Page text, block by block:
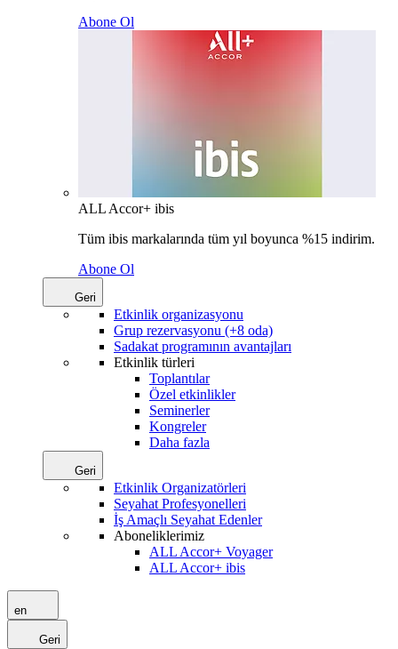
Abone Ol
ALL Accor+ ibis
Tüm ibis markalarında tüm yıl boyunca %15 indirim.
Abone Ol
Geri
Etkinlik organizasyonu
Grup rezervasyonu (+8 oda)
Sadakat programının avantajları
Etkinlik türleri
Toplantılar
Özel etkinlikler
Seminerler
Kongreler
Daha fazla
Geri
Etkinlik Organizatörleri
Seyahat Profesyonelleri
İş Amaçlı Seyahat Edenler
Aboneliklerimiz
ALL Accor+ Voyager
ALL Accor+ ibis
en
Geri